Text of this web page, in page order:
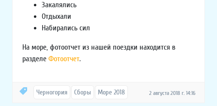
Закалялись
Отдыхали
Набирались сил
На море, фотоотчет из нашей поездки находится в
разделе Фотоотчет.
2 августа 2018 г. 14:16
Черногория Сборы Море 2018